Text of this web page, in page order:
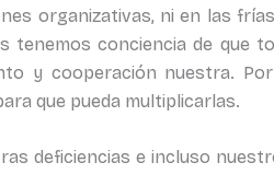
organizativas, ni en las
tenemos conciencia de que
y cooperación nuestra.
que pueda multiplicarlas.
deficiencias e incluso